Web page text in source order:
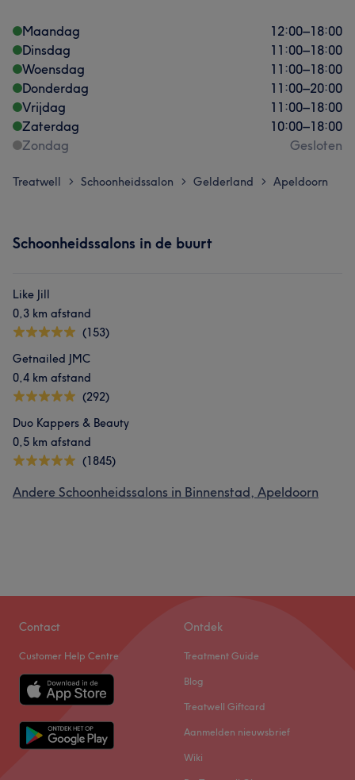
Maandag 12:00–18:00
Dinsdag
11:00–18:00
Woensdag
11:00–18:00
Donderdag
11:00–20:00
Vrijdag
11:00–18:00
Zaterdag
10:00–18:00
Zondag
Gesloten
Treatwell > Schoonheidssalon > Gelderland > Apeldoorn
Schoonheidssalons in de buurt
Like Jill
0,3 km afstand
(153)
Getnailed JMC
0,4 km afstand
(292)
Duo Kappers & Beauty
0,5 km afstand
(1845)
Andere Schoonheidssalons in Binnenstad, Apeldoorn
Contact
Customer Help Centre
Ontdek
Treatment Guide
Blog
Treatwell Giftcard
Aanmelden nieuwsbrief
Wiki